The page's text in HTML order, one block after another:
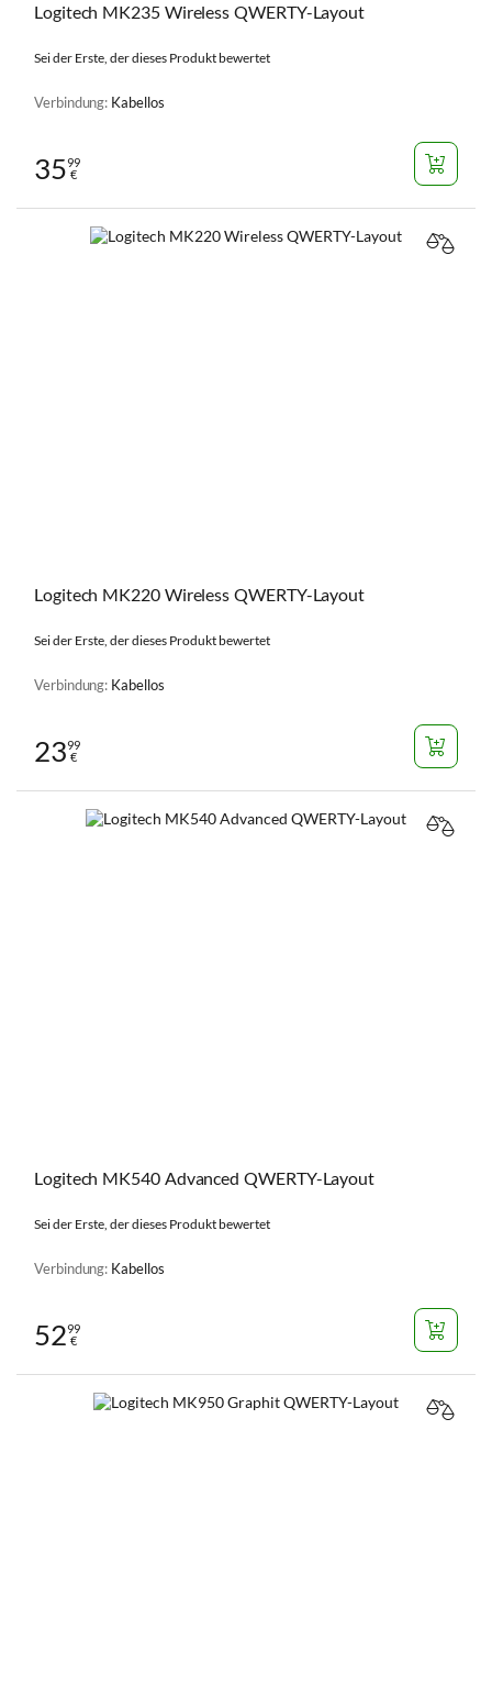
Logitech MK235 Wireless QWERTY-Layout
Sei der Erste, der dieses Produkt bewertet
Verbindung: Kabellos
3599
€
Logitech MK220 Wireless QWERTY-Layout
Sei der Erste, der dieses Produkt bewertet
Verbindung: Kabellos
2399
€
Logitech MK540 Advanced QWERTY-Layout
Sei der Erste, der dieses Produkt bewertet
Verbindung: Kabellos
5299
€